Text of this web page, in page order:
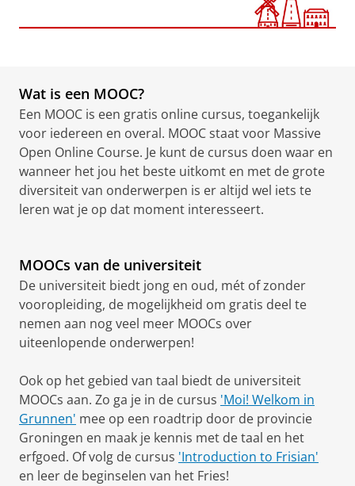
Wat is een MOOC?
Een MOOC is een gratis online cursus, toegankelijk
voor iedereen en overal. MOOC staat voor Massive
Open Online Course. Je kunt de cursus doen waar en
wanneer het jou het beste uitkomt en met de grote
diversiteit van onderwerpen is er altijd wel iets te
leren wat je op dat moment interesseert.
MOOCs van de universiteit
De universiteit biedt jong en oud, mét of zonder
vooropleiding, de mogelijkheid om gratis deel te
nemen aan nog veel meer MOOCs over
uiteenlopende onderwerpen!
Ook op het gebied van taal biedt de universiteit
MOOCs aan. Zo ga je in de cursus 'Moi! Welkom in
Grunnen' mee op een roadtrip door de provincie
Groningen en maak je kennis met de taal en het
erfgoed. Of volg de cursus 'Introduction to Frisian'
en leer de beginselen van het Fries!